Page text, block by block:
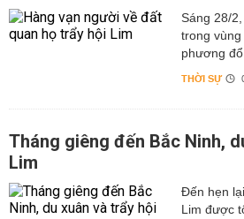
Sáng 28/
trong
phương đổ
THỜI SỰ
Tháng giêng đến Bắc Ninh,
Lim
Đến hẹn
Lim được